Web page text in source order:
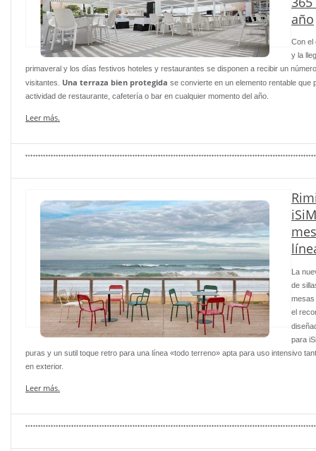
año
Con el
y la
primaveral y los días festivos hoteles y restaurantes se disponen a recibir un
visitantes. Una terraza bien protegida se convierte en un elemento rentable que
actividad de restaurante, cafetería o bar en cualquier momento del año.
Leer más.
La
de
mesas
el
para
puras y un sutil toque retro para una línea «todo terreno» apta para uso intensivo
en exterior.
Leer más.